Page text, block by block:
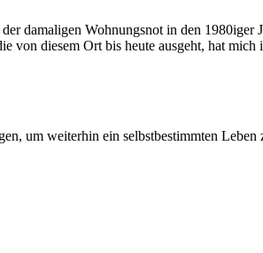
damaligen Wohnungsnot in den
diesem Ort bis heute ausgeht, hat
um weiterhin ein selbstbestimmten